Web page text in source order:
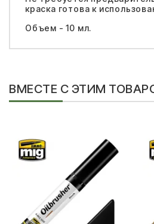
краска готова к
Объем - 10 мл.
ВМЕСТЕ С ЭТИМ